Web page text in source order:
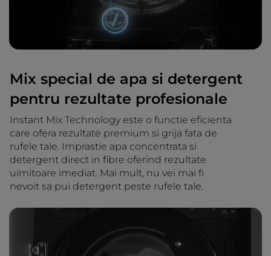
Mix special de apa si detergent
pentru rezultate profesionale
Instant Mix Technology este o functie eficienta
care ofera rezultate premium si grija fata de
rufele tale. Imprastie apa concentrata si
detergent direct in fibre oferind rezultate
uimitoare imediat. Mai mult, nu vei mai fi
nevoit sa pui detergent peste rufele tale.